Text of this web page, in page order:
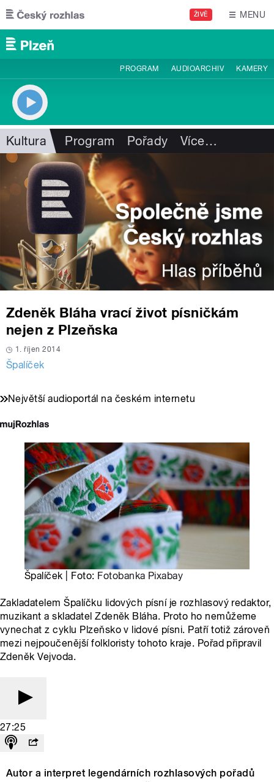
Přejít k hlavnímu obsahu
ŽIVĚ MENU
PROGRAM AUDIOARCHIV KAMERY
Kultura Program Pořady Více…
Zdeněk Bláha vrací život písničkám
nejen z Plzeňska
1. říjen 2014
Špalíček
Největší audioportál na českém internetu
Špalíček | Foto: Fotobanka Pixabay
Zakladatelem Špalíčku lidových písní je rozhlasový redaktor,
muzikant a skladatel Zdeněk Bláha. Proto ho nemůžeme
vynechat z cyklu Plzeňsko v lidové písni. Patří totiž zároveň
mezi nejpoučenější folkloristy tohoto kraje. Pořad připravil
Zdeněk Vejvoda.
27:25
Autor a interpret legendárních rozhlasových pořadů